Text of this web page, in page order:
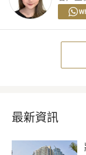
最新資訊